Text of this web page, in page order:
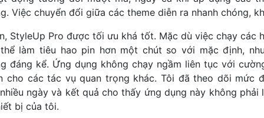
Việc chuyển đổi giữa các theme diễn ra nhanh chóng,
StyleUp Pro được tối ưu khá tốt. Mặc dù việc chạy các
làm tiêu hao pin hơn một chút so với mặc định,
đáng kể. Ứng dụng không chạy ngầm liên tục với
cho các tác vụ quan trọng khác. Tôi đã theo dõi mức
ngày và kết quả cho thấy ứng dụng này không phải
bị của tôi.